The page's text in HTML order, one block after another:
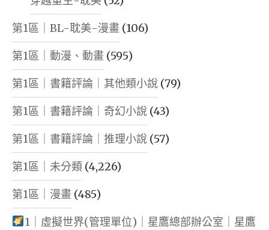
第1區｜BL-耽美-漫畫 (106)
第1區｜動漫、動畫 (595)
第1區｜書籍評論｜其他類小說 (79)
第1區｜書籍評論｜奇幻小說 (43)
第1區｜書籍評論｜推理小說 (57)
第1區｜未分類 (4,226)
第1區｜漫畫 (485)
1｜虛擬世界(管理單位)｜星鷹總部辦公室｜星鷹